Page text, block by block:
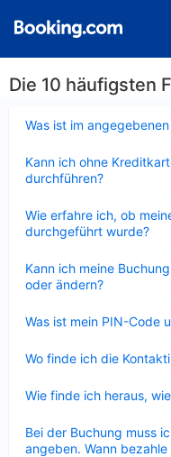
Die 10 häufigsten
Was ist im
Kann ich ohne
durchführen?
Wie erfahre ich, ob
durchgeführt wurde?
Kann ich meine
oder ändern?
Was ist mein PIN-Code
Wo finde ich die
Wie finde ich heraus,
Bei der Buchung muss
angeben. Wann bezahle